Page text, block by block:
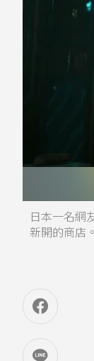
日本一名網
新開的商店